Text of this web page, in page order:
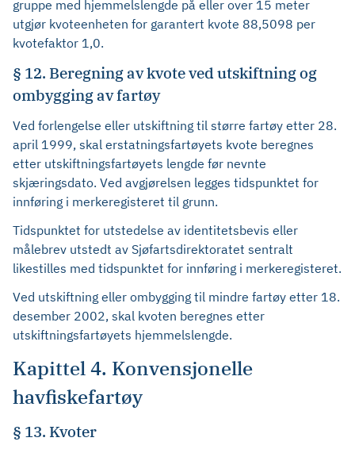
gruppe med hjemmelslengde på eller over 15 meter
utgjør kvoteenheten for garantert kvote 88,5098 per
kvotefaktor 1,0.
§ 12. Beregning av kvote ved utskiftning og
ombygging av fartøy
Ved forlengelse eller utskiftning til større fartøy etter 28.
april 1999, skal erstatningsfartøyets kvote beregnes
etter utskiftningsfartøyets lengde før nevnte
skjæringsdato. Ved avgjørelsen legges tidspunktet for
innføring i merkeregisteret til grunn.
Tidspunktet for utstedelse av identitetsbevis eller
målebrev utstedt av Sjøfartsdirektoratet sentralt
likestilles med tidspunktet for innføring i merkeregisteret.
Ved utskiftning eller ombygging til mindre fartøy etter 18.
desember 2002, skal kvoten beregnes etter
utskiftningsfartøyets hjemmelslengde.
Kapittel 4. Konvensjonelle
havfiskefartøy
§ 13. Kvoter